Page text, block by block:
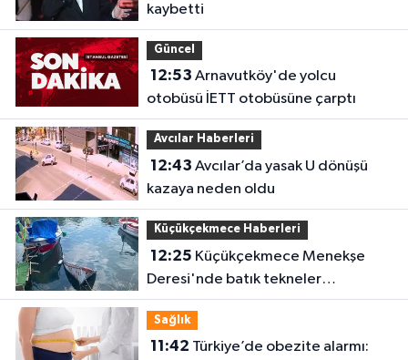
kaybetti
Güncel
12:53
otobüsü İETT otobüsüne çarptı
Avcılar Haberleri
12:43
kazaya neden oldu
Küçükçekmece Haberleri
12:25
Deresi'nde batık tekneler
karabatakların yuvası oldu
Sağlık
11:42